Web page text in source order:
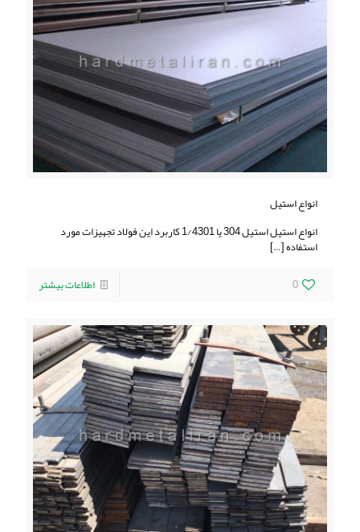
انواع استیل
انواع استیل استیل 304 یا 1/4301 کاربرد این فولاد تجهیزات مورد
استفاده[…]
0
اطلاعات بیشتر